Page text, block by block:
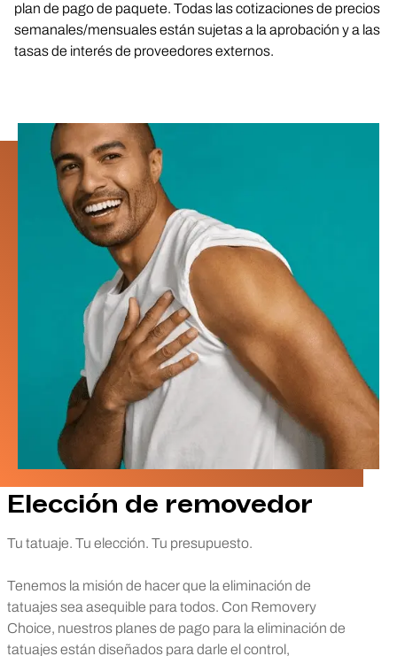
plan de pago de paquete. Todas las cotizaciones de precios
semanales/mensuales están sujetas a la aprobación y a las
tasas de interés de proveedores externos.
Elección de removedor
Tu tatuaje. Tu elección. Tu presupuesto.
Tenemos la misión de hacer que la eliminación de
tatuajes sea asequible para todos. Con Removery
Choice, nuestros planes de pago para la eliminación de
tatuajes están diseñados para darle el control,